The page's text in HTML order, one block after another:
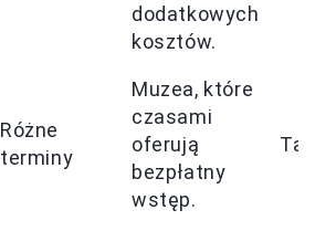
dodatkowych
kosztów.
Różne
terminy
Muzea, które
czasami
oferują
bezpłatny
wstęp.
Tak